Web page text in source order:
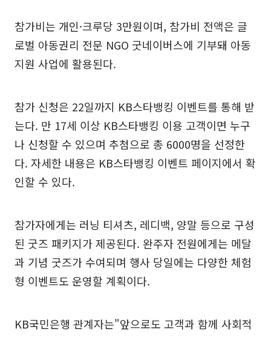
참가비는 개인·크루당 3만원이며, 참가비 전액은 글
로벌 아동권리 전문 NGO 굿네이버스에 기부돼 아동
지원 사업에 활용된다.
참가 신청은 22일까지 KB스타뱅킹 이벤트를 통해 받
는다. 만 17세 이상 KB스타뱅킹 이용 고객이면 누구
나 신청할 수 있으며 추첨으로 총 6000명을 선정한
다. 자세한 내용은 KB스타뱅킹 이벤트 페이지에서 확
인할 수 있다.
참가자에게는 러닝 티셔츠, 레디백, 양말 등으로 구성
된 굿즈 패키지가 제공된다. 완주자 전원에게는 메달
과 기념 굿즈가 수여되며 행사 당일에는 다양한 체험
형 이벤트도 운영할 계획이다.
KB국민은행 관계자는"앞으로도 고객과 함께 사회적